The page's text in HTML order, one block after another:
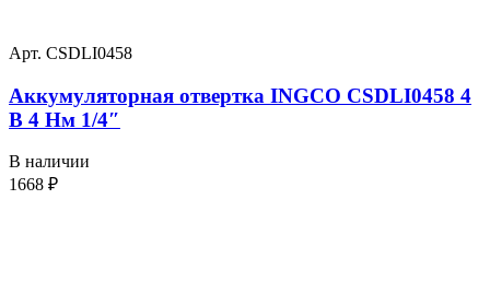
Арт. CSDLI0458
Аккумуляторная отвертка INGCO CSDLI0458 4
В 4 Нм 1/4″
В наличии
1668 ₽